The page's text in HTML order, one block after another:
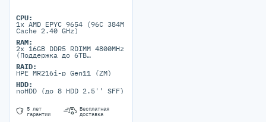
CPU:
1x AMD EPYC 9654 (96C 384M
Cache 2.40 GHz)
RAM:
2x 16GB DDR5 RDIMM 4800MHz
(Поддержка до 6TB
максимально, 24 DIMM
портов)
RAID:
HPE MR216i-p Gen11 (ZM)
HDD:
noHDD (до 8 HDD 2.5'' SFF)
5 лет
гарантии
Бесплатная
доставка